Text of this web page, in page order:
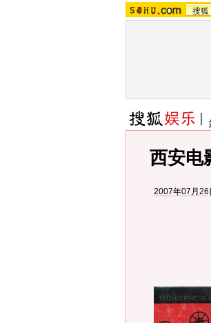
搜狐
西安电
2007年07月26